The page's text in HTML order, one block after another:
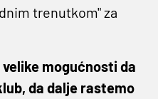
trenutkom" za
mogućnosti da
da dalje rastemo